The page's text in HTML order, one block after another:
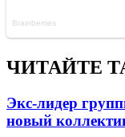
ЧИТАЙТЕ
Экс-лидер
новый